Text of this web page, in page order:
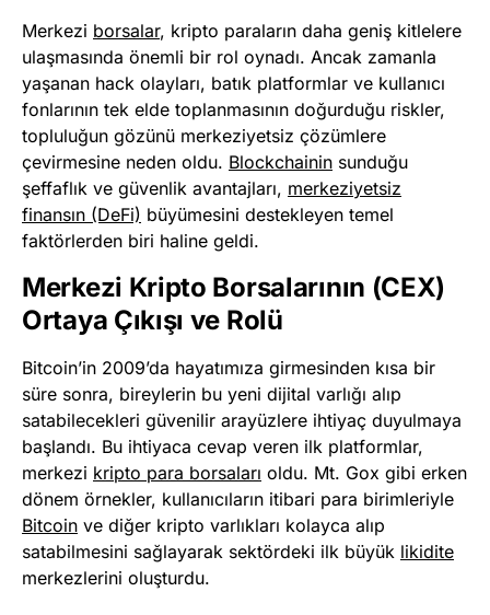
Merkezi borsalar, kripto paraların daha geniş kitlelere
ulaşmasında önemli bir rol oynadı. Ancak zamanla
yaşanan hack olayları, batık platformlar ve kullanıcı
fonlarının tek elde toplanmasının doğurduğu riskler,
topluluğun gözünü merkeziyetsiz çözümlere
çevirmesine neden oldu. Blockchainin sunduğu
şeffaflık ve güvenlik avantajları, merkeziyetsiz
finansın (DeFi) büyümesini destekleyen temel
faktörlerden biri haline geldi.
Merkezi Kripto Borsalarının (CEX)
Ortaya Çıkışı ve Rolü
Bitcoin’in 2009’da hayatımıza girmesinden kısa bir
süre sonra, bireylerin bu yeni dijital varlığı alıp
satabilecekleri güvenilir arayüzlere ihtiyaç duyulmaya
başlandı. Bu ihtiyaca cevap veren ilk platformlar,
merkezi kripto para borsaları oldu. Mt. Gox gibi erken
dönem örnekler, kullanıcıların itibari para birimleriyle
Bitcoin ve diğer kripto varlıkları kolayca alıp
satabilmesini sağlayarak sektördeki ilk büyük likidite
merkezlerini oluşturdu.